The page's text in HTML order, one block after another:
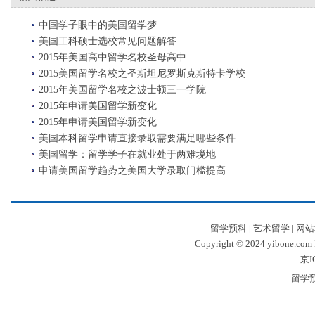
中国学子眼中的美国留学梦
美国工科硕士选校常见问题解答
2015年美国高中留学名校圣母高中
2015美国留学名校之圣斯坦尼罗斯克斯特卡学校
2015年美国留学名校之波士顿三一学院
2015年申请美国留学新变化
2015年申请美国留学新变化
美国本科留学申请直接录取需要满足哪些条件
美国留学：留学学子在就业处于两难境地
申请美国留学趋势之美国大学录取门槛提高
留学预科| 艺术留学| 网
Copyright © 2024 yibone.com
京
留学